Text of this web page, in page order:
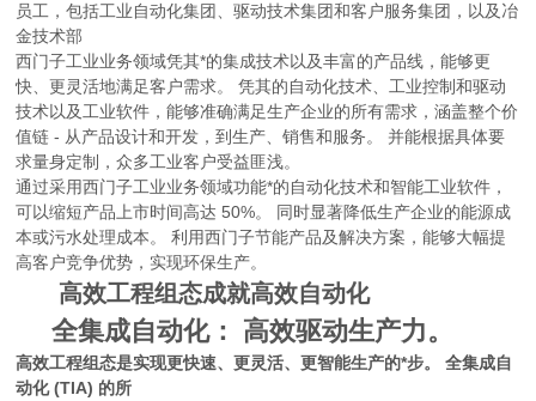
员工，包括工业自动化集团、驱动技术集团和客户服务集团，以及冶
金技术部
西门子工业业务领域凭其*的集成技术以及丰富的产品线，能够更
快、更灵活地满足客户需求。 凭其的自动化技术、工业控制和驱动
技术以及工业软件，能够准确满足生产企业的所有需求，涵盖整个价
值链 - 从产品设计和开发，到生产、销售和服务。 并能根据具体要
求量身定制，众多工业客户受益匪浅。
通过采用西门子工业业务领域功能*的自动化技术和智能工业软件，
可以缩短产品上市时间高达 50%。 同时显著降低生产企业的能源成
本或污水处理成本。 利用西门子节能产品及解决方案，能够大幅提
高客户竞争优势，实现环保生产。
高效工程组态成就高效自动化
全集成自动化： 高效驱动生产力。
高效工程组态是实现更快速、更灵活、更智能生产的*步。 全集成自
动化 (TIA) 的所